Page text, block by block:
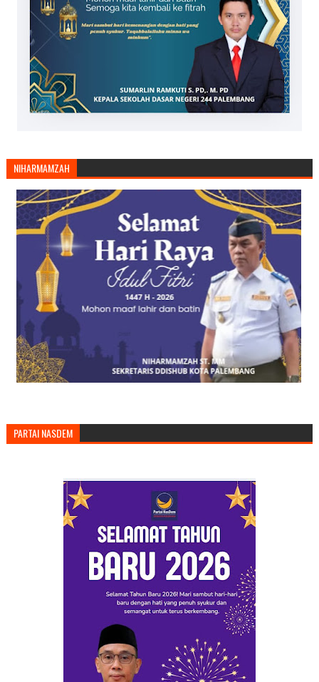
NIHARMAMZAH
PARTAI NASDEM